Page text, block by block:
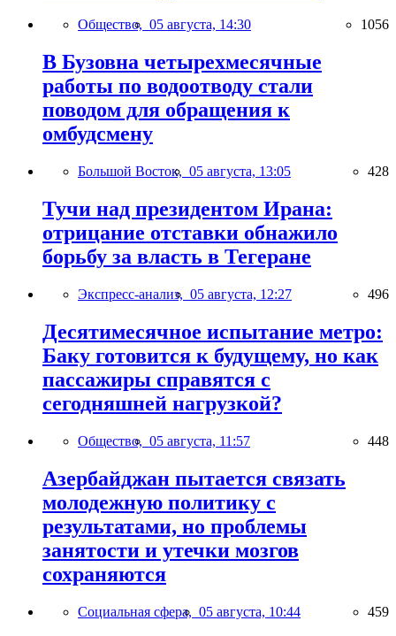
Общество, 05 августа, 14:30 1056
В Бузовна четырехмесячные
работы по водоотводу стали
поводом для обращения к
омбудсмену
Большой Восток, 05 августа, 13:05 428
Тучи над президентом Ирана:
отрицание отставки обнажило
борьбу за власть в Тегеране
Экспресс-анализ, 05 августа, 12:27 496
Десятимесячное испытание метро:
Баку готовится к будущему, но как
пассажиры справятся с
сегодняшней нагрузкой?
Общество, 05 августа, 11:57 448
Азербайджан пытается связать
молодежную политику с
результатами, но проблемы
занятости и утечки мозгов
сохраняются
Социальная сфера, 05 августа, 10:44 459